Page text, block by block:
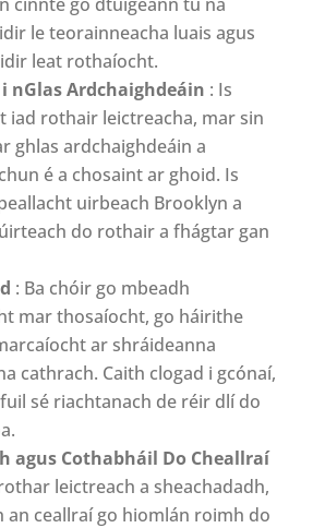
le teorainneacha luais agus
leat rothaíocht.
nGlas Ardchaighdeáin : Is
iad rothair leictreacha, mar sin
ghlas ardchaighdeáin a
é a chosaint ar ghoid. Is
uirbeach Brooklyn a
do rothair a fhágtar gan
: Ba chóir go mbeadh
mar thosaíocht, go háirithe
ar shráideanna
cathrach. Caith clogad i gcónaí,
sé riachtanach de réir dlí do
agus Cothabháil Do Cheallraí
leictreach a sheachadadh,
an ceallraí go hiomlán roimh do